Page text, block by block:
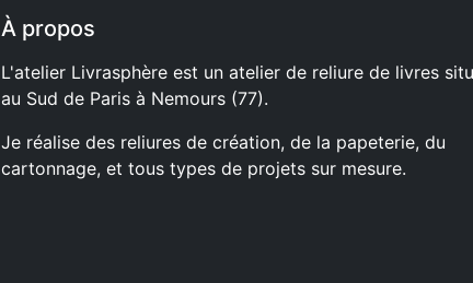
À propos
L'atelier Livrasphère est un atelier de reliure de livres
au Sud de Paris à Nemours (77).
Je réalise des reliures de création, de la papeterie, du
cartonnage, et tous types de projets sur mesure.